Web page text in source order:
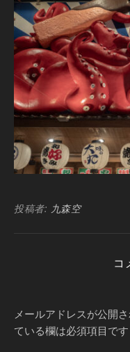
投稿者: 九森空
コ
メールアドレスが公開
ている欄は必須項目です